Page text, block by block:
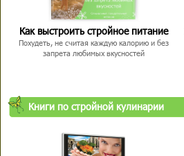
Как выстроить стройное питание
Похудеть, не считая каждую калорию и без
запрета любимых вкусностей
Книги по стройной кулинарии